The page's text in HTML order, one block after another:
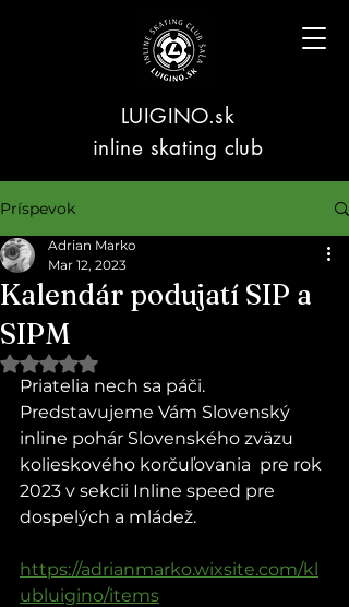
LUIGINO.sk
inline skating club
Príspevok
Kalendár podujatí SIP a
SIPM
Adrian Marko
Mar 12, 2023
Hodnotenie NaN z 5 hviezdičiek.
Priatelia nech sa páči.
Predstavujeme Vám Slovenský
inline pohár Slovenského zväzu
kolieskového korčuľovania  pre rok
2023 v sekcii Inline speed pre
dospelých a mládež.
https://adrianmarko.wixsite.com/kl
ubluigino/items